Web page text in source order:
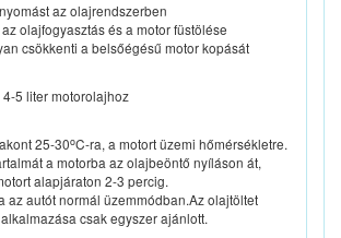
az olajrendszerben
olajfogyasztás és a motor füstölése
csökkenti a belsőégésű motor kopását
5 liter motorolajhoz
25-30oC-ra, a motort üzemi hőmérsékletre.
a motorba az olajbeöntő nyíláson át,
alapjáraton 2-3 percig.
az autót normál üzemmódban.Az olajtöltet
csak egyszer ajánlott.